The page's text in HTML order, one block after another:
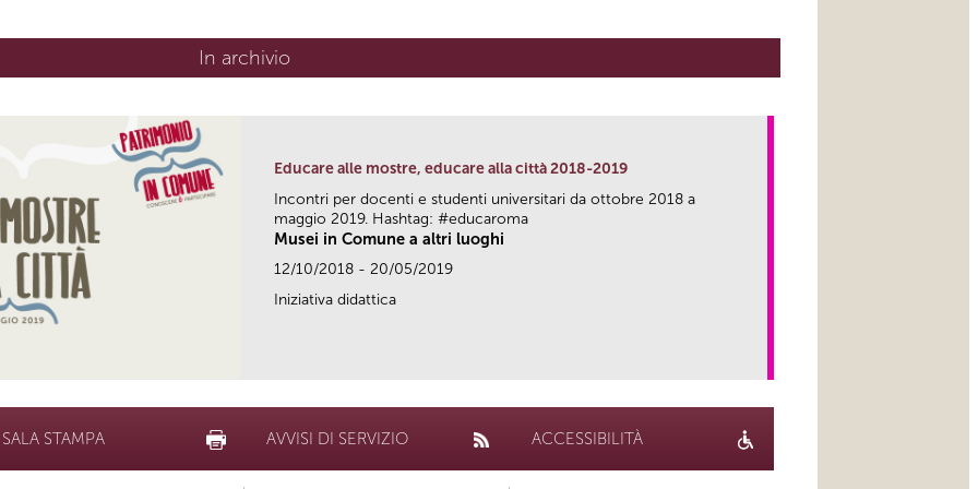
In archivio
Educare alle mostre, educare alla città 2018-2019
Incontri per docenti e studenti universitari da ottobre 2018 a
maggio 2019. Hashtag: #educaroma
Musei in Comune a altri luoghi
12/10/2018 - 20/05/2019
Iniziativa didattica
SALA STAMPA AVVISI DI SERVIZIO ACCESSIBILITÀ